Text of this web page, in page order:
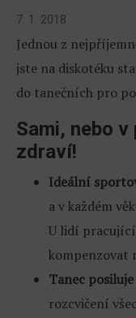
7. 1. 2018
Jednou z
jste na diskotéku
do tanečních pro
Sami, nebo
zdraví!
Ideální
a v každém
U lidí
kompenzovat
Tanec
rozcvičení